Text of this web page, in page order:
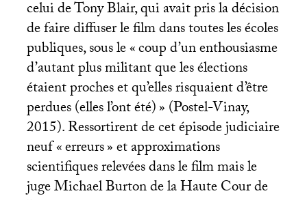
celui de Tony Blair, qui avait pris la décision
de faire diffuser le film dans toutes les écoles
publiques, sous le «coup d’un enthousiasme
d’autant plus militant que les élections
étaient proches et qu’elles risquaient d’être
perdues (elles l’ont été)» (Postel-Vinay,
2015). Ressortirent de cet épisode judiciaire
neuf «erreurs» et approximations
scientifiques relevées dans le film mais le
juge Michael Burton de la Haute Cour de